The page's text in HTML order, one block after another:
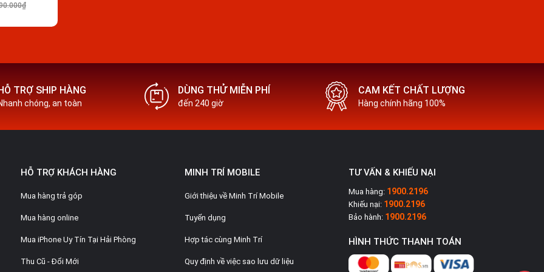
6GHz và mmWave, có nghĩa là cả hai
nhau bao gồm cả các nhà mạng lớn
tần 5G hơn bất kỳ điện thoại thông
nhà mạng di động trên thế giới và
chính là cảm biến LIDAR, tương tự như
AR. Apple cũng nói rằng máy quét
TRỢ SHIP HÀNG
chóng, an toàn
DÙNG THỬ MIỄN PHÍ
đến 240 giờ
CAM KẾT CHẤT LƯỢNG
Hàng chính hãng 100%
HỖ TRỢ KHÁCH HÀNG
Mua hàng trả góp
Mua hàng online
Mua iPhone Uy Tín Tại Hải Phòng
Thu Cũ - Đổi Mới
MINH TRÍ MOBILE
Giới thiệu về Minh Trí Mobile
Tuyển dụng
Hợp tác cùng Minh Trí
Quy định về việc sao lưu dữ liệu
TƯ VẤN & KHIẾU NẠI
Mua hàng: 1900.2196
Khiếu nại: 1900.2196
Bảo hành: 1900.2196
HÌNH THỨC THANH TOÁN